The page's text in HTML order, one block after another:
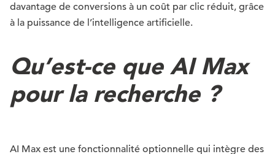
davantage de conversions à un coût par clic réduit, grâce
à la puissance de l’intelligence artificielle.
Qu’est-ce que AI Max
pour la recherche ?
AI Max est une fonctionnalité optionnelle qui intègre des